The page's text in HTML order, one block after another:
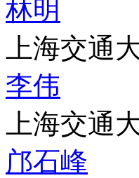
林明
上海交通
李伟
上海交通
邝石峰